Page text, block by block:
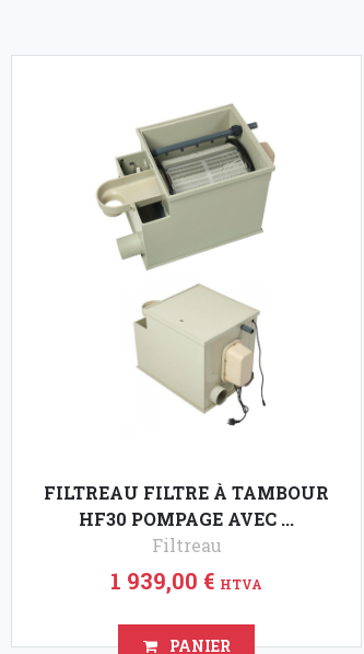
FILTREAU FILTRE À TAMBOUR
HF30 POMPAGE AVEC ...
Filtreau
1 939,00 € HTVA
PANIER